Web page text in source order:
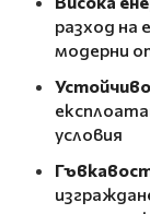
разход на
модерни
условия